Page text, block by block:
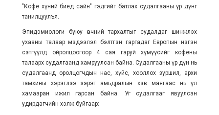
"Кофе хүний биед сайн" гэдгийг батлах судалгааны үр дүнг
танилцуулъя.
Эпидэмиологи буюу өвчний тархалтыг судалдаг шинжлэх
ухааны талаар мэдээлэл бэлтгэн гаргадаг Европын нэгэн
сэтгүүлд ойролцоогоор 4 сая гаруй хүмүүсийг кофены
талаарх судалгаанд хамруулсан байна. Судалгааны үр дүн нь
судалгаанд оролцогчдын нас, хүйс, хооллох зуршил, архи
тамхины хэрэглээ зэрэг амьдралын хэв маягаас нь үл
хамааран ижил гарсан байна. Уг судалгааг явуулсан
удирдагчийн хэлж буйгаар: